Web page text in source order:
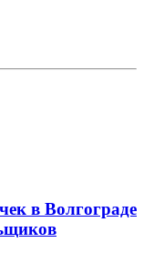
в Волгограде